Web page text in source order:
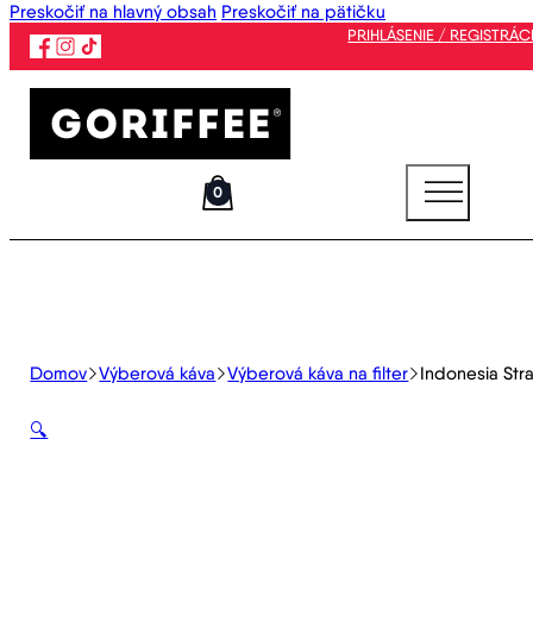
Preskočiť na hlavný obsah Preskočiť na pätičku
PRIHLÁSENIE /
0
Domov Výberová káva Výberová káva na filter Indonesia
🔍